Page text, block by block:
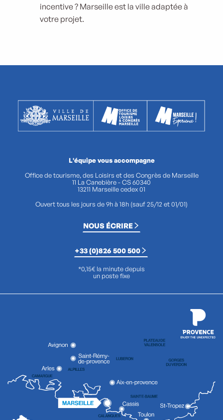
incentive ? Marseille est la ville adaptée à
votre projet.
L'équipe vous accompagne
Office de tourisme, des Loisirs et des Congrès de Marseille
11 La Canebière - CS 60340
13211 Marseille cedex 01
Ouvert tous les jours de 9h à 18h (sauf 25/12 et 01/01)
NOUS ÉCRIRE
+33 (0)826 500 500
*0,15€ la minute depuis
un poste fixe